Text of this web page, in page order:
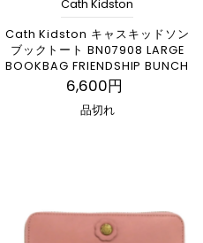
Cath Kidston
Cath Kidston キャスキッドソン
ブックトート BN07908 LARGE
BOOKBAG FRIENDSHIP BUNCH
6,600円
品切れ